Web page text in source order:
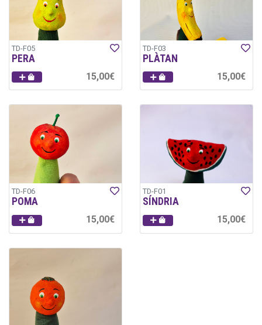
TD-F05
PERA
15,00€
TD-F03
PLÀTAN
15,00€
TD-F06
POMA
15,00€
TD-F01
SÍNDRIA
15,00€